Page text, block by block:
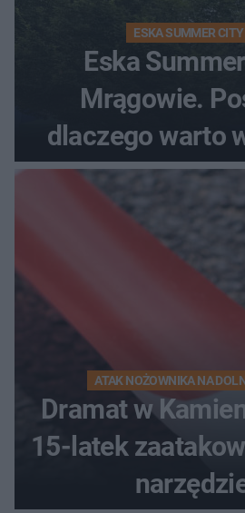
ESKA SUMMER
Eska
Mrągowie.
dlaczego warto
kierunek na
ATAK NOŻOWNIKA NA
Dramat w
15-latek